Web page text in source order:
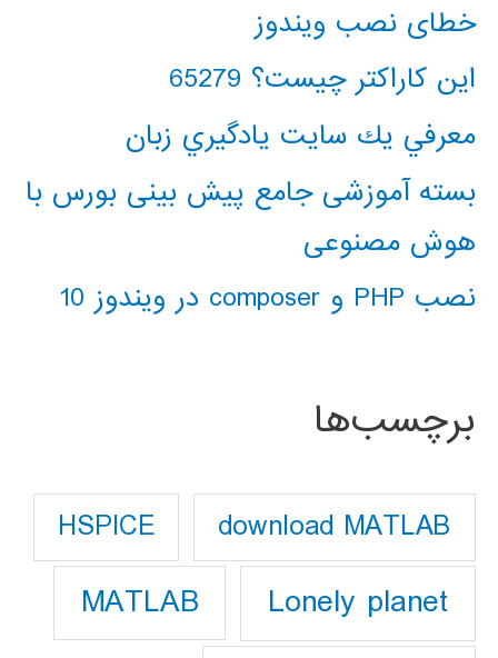
خطای نصب ویندوز
این کاراکتر چیست؟ 65279
معرفي يك سايت يادگيري زبان
بسته آموزشی جامع پیش بینی بورس با
هوش مصنوعی
نصب PHP و composer در ویندوز 10
برچسب‌ها
download MATLAB
HSPICE
Lonely planet
MATLAB